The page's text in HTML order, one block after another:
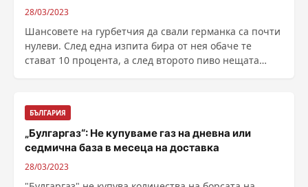
28/03/2023
Шансовете на гурбетчия да свали германка са почти
нулеви. След една изпита бира от нея обаче те
стават 10 процента, а след второто пиво нещата
БЪЛГАРИЯ
„Булгаргаз“: Не купуваме газ на дневна или
седмична база в месеца на доставка
28/03/2023